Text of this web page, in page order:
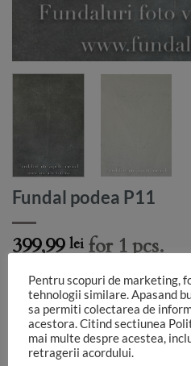
Fundal podea P11
399,99leifor 1 pcs.
1 in stoc
ADAUGA
Pentru scopuri de marketing,
tehnologii similare. Apasand
sa permiti colectarea de
acestora. Citind sectiunea
mai multe despre acestea,
retragerii acordului.